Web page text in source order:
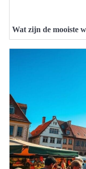
Wat zijn de mooiste